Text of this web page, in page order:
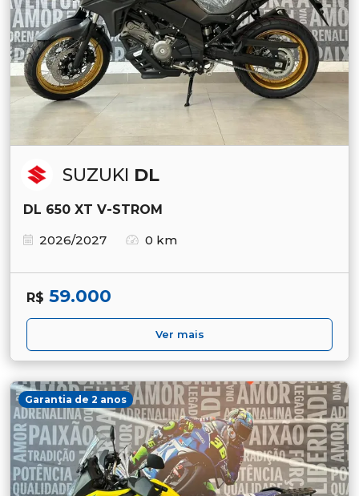
SUZUKI DL
DL 650 XT V-STROM
2026/2027
0 km
R$ 59.000
Ver mais
Garantia de 2 anos